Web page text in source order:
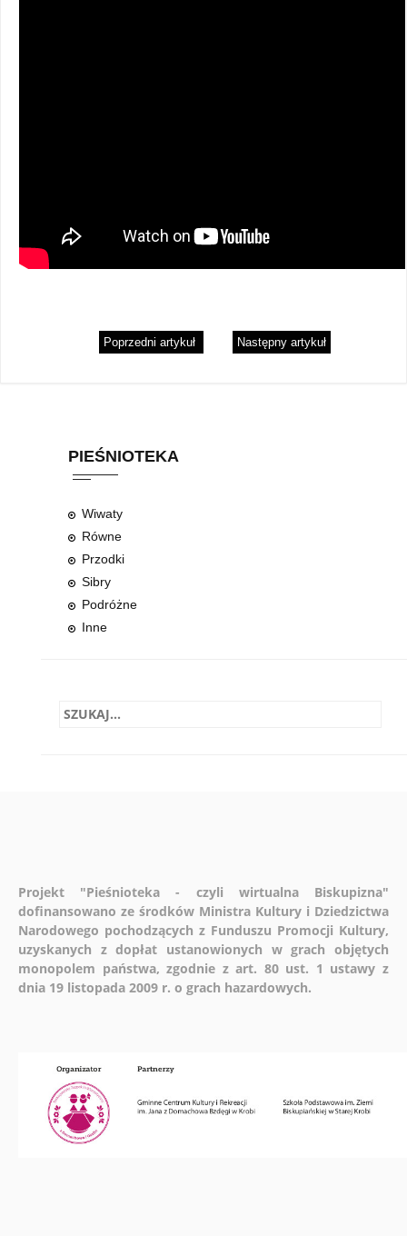
Poprzedni artykuł Następny artykuł
PIEŚNIOTEKA
Wiwaty
Równe
Przodki
Sibry
Podróżne
Inne
Projekt "Pieśnioteka - czyli wirtualna Biskupizna"
dofinansowano ze środków Ministra Kultury i Dziedzictwa
Narodowego pochodzących z Funduszu Promocji Kultury,
uzyskanych z dopłat ustanowionych w grach objętych
monopolem państwa, zgodnie z art. 80 ust. 1 ustawy z
dnia 19 listopada 2009 r. o grach hazardowych.